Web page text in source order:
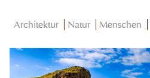
Architektur Natur Menschen